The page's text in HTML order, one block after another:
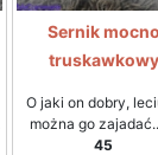
Sernik mocno
truskawkowy
O jaki on dobry,
można go
45